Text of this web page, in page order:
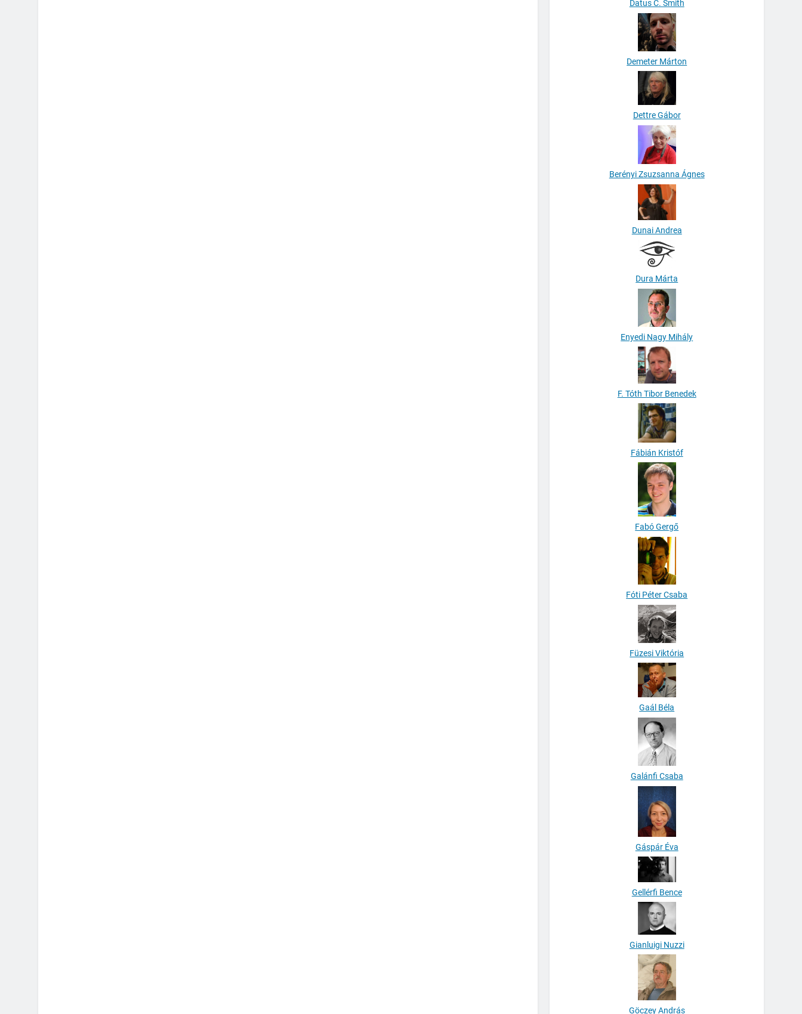
Datus C. Smith
Demeter Márton
Dettre Gábor
Berényi Zsuzsanna Ágnes
Dunai Andrea
Dura Márta
Enyedi Nagy Mihály
F. Tóth Tibor Benedek
Fábián Kristóf
Fabó Gergő
Fóti Péter Csaba
Füzesi Viktória
Gaál Béla
Galánfi Csaba
Gáspár Éva
Gellérfi Bence
Gianluigi Nuzzi